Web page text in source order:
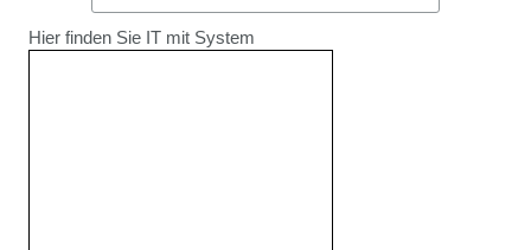
Hier finden Sie IT mit System